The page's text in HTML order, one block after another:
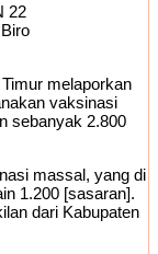
22
melaporkan
vaksinasi
sebanyak 2.800
massal, yang di
1.200 [sasaran].
dari Kabupaten